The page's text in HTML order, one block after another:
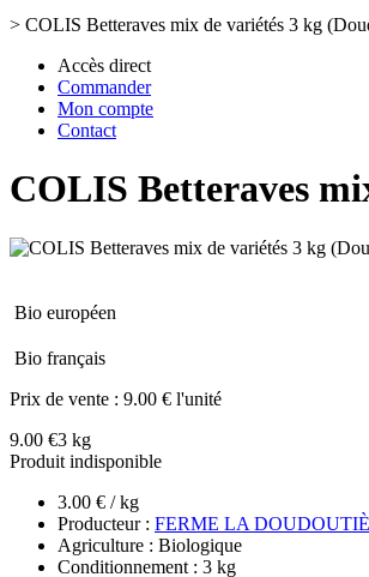
> COLIS Betteraves mix de variétés 3 kg
Accès direct
Commander
Mon compte
Contact
COLIS Betteraves
Bio européen
Bio français
Prix de vente : 9.00 € l'unité
9.00 €3 kg
Produit indisponible
3.00 € / kg
Producteur : FERME LA
Agriculture : Biologique
Conditionnement : 3 kg